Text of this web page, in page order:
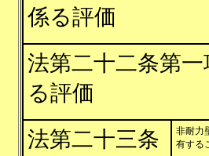
係る評価
法第二十二条第
る評価
法第二十三条
非耐力
有する